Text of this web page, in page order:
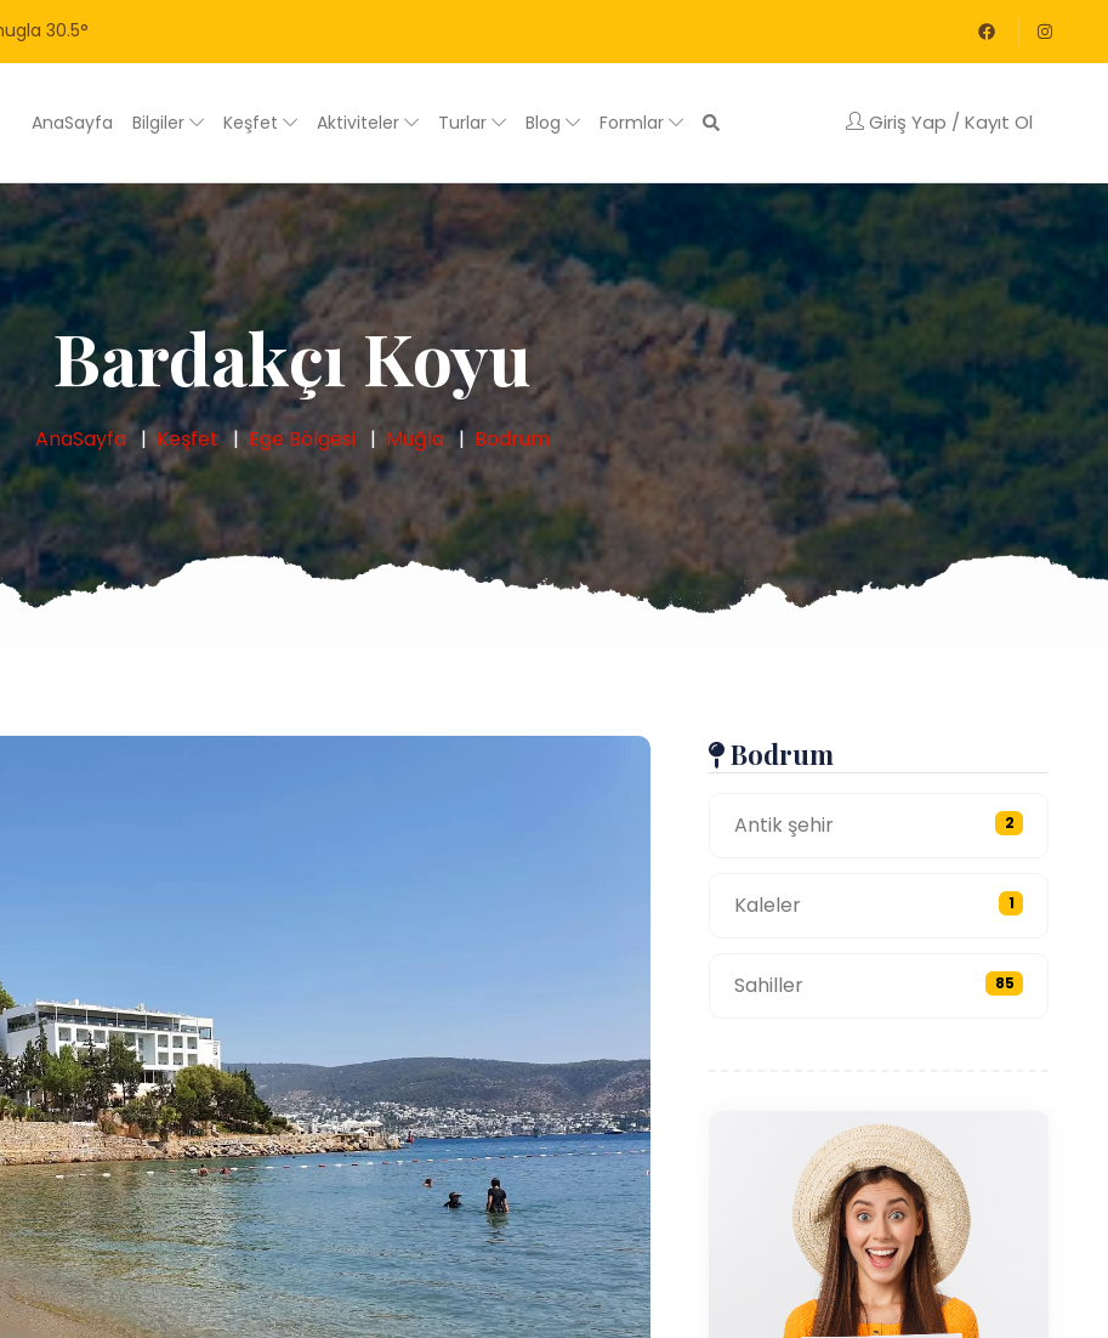
30.5°
AnaSayfa Bilgiler Keşfet Aktiviteler Turlar Blog Formlar Giriş Yap / Kayıt Ol
Bardakçı Koyu
AnaSayfa Keşfet Ege Bölgesi Muğla Bodrum
Bodrum
Antik şehir 2
Kaleler 1
Sahiller 85